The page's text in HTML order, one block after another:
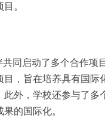
。
同启动了多个合作项
，旨在培养具有国际
此外，学校还参与了多
的国际化。